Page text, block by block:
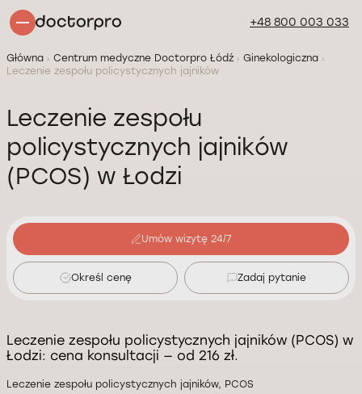
+48 800 003 033
Główna Centrum medyczne Doctorpro Łódź
Ginekologiczna
Leczenie zespołu policystycznych jajników
Leczenie zespołu
policystycznych jajników
(PCOS) w Łodzi
Umów wizytę 24/7
Określ cenę Zadaj pytanie
Leczenie zespołu policystycznych jajników (PCOS) w
Łodzi: cena konsultacji — od 216 zł.
Leczenie zespołu policystycznych jajników, PCOS